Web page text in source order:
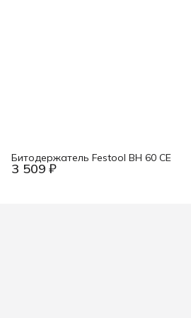
3 509 ₽
Битодержатель Festool BH 60 CE